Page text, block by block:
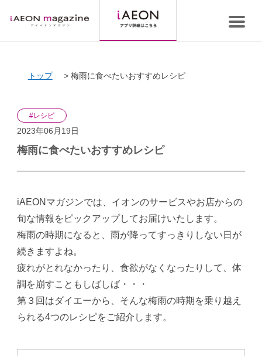
トップ 梅雨に食べたいおすすめレシピ
#レシピ
2023年06月19日
梅雨に食べたいおすすめレシピ
iAEONマガジンでは、イオンのサービスやお店からの
旬な情報をピックアップしてお届けいたします。
梅雨の時期になると、雨が降ってすっきりしない日が
続きますよね。
疲れがとれなかったり、食欲がなくなったりして、体
調を崩すこともしばしば・・・
第３回はダイエーから、そんな梅雨の時期を乗り越え
られる4つのレシピをご紹介します。